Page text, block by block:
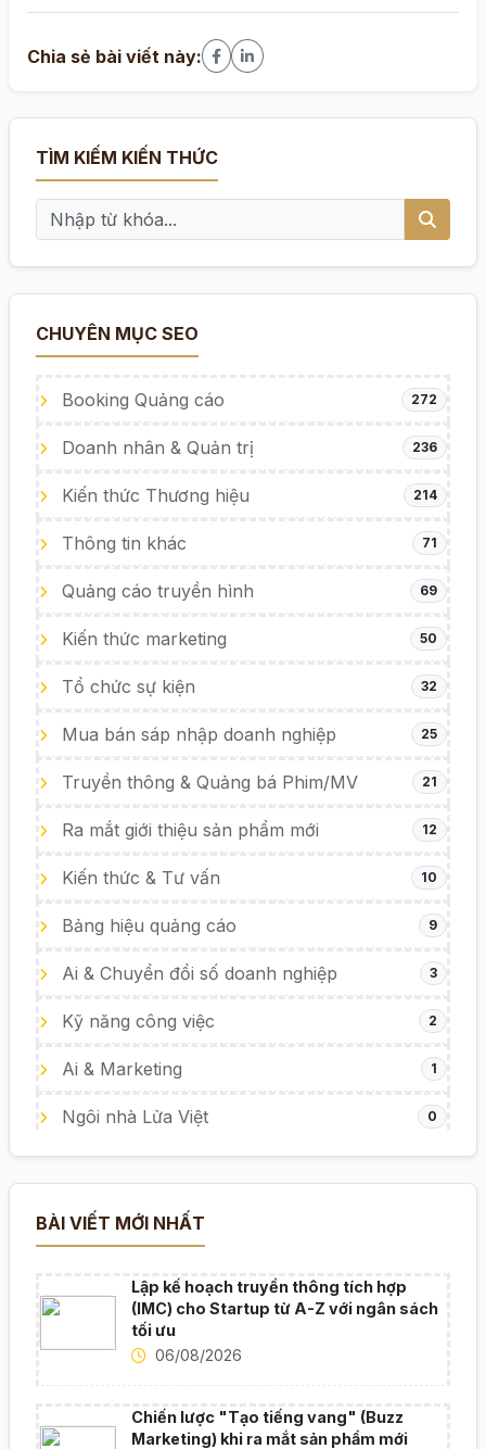
Chia sẻ bài viết này:
TÌM KIẾM KIẾN THỨC
CHUYÊN MỤC SEO
Booking Quảng cáo 272
Doanh nhân & Quản trị 236
Kiến thức Thương hiệu 214
Thông tin khác 71
Quảng cáo truyền hình 69
Kiến thức marketing 50
Tổ chức sự kiện 32
Mua bán sáp nhập doanh nghiệp 25
Truyền thông & Quảng bá Phim/MV 21
Ra mắt giới thiệu sản phẩm mới 12
Kiến thức & Tư vấn 10
Bảng hiệu quảng cáo 9
Ai & Chuyển đổi số doanh nghiệp 3
Kỹ năng công việc 2
Ai & Marketing 1
Ngôi nhà Lửa Việt 0
BÀI VIẾT MỚI NHẤT
Lập kế hoạch truyền thông tích hợp
(IMC) cho Startup từ A-Z với ngân sách
tối ưu
06/08/2026
Chiến lược "Tạo tiếng vang" (Buzz
Marketing) khi ra mắt sản phẩm mới